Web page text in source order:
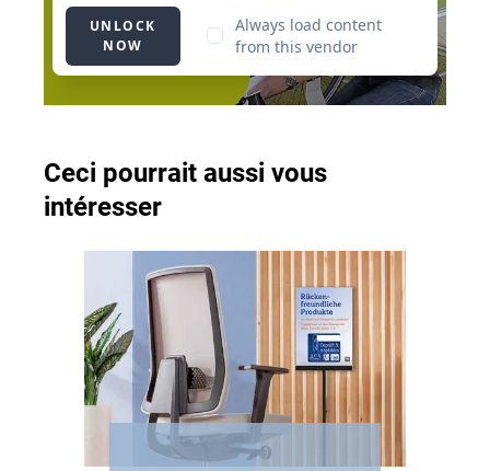
Ceci pourrait aussi vous
intéresser